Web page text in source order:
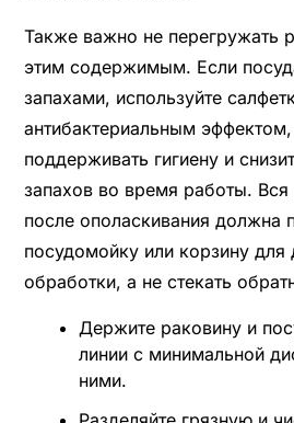
Также важно не перегружать
этим содержимым. Если
запахами, используйте
антибактериальным
поддерживать гигиену и
запахов во время работы. Вся
после ополаскивания должна
посудомойку или корзину для
обработки, а не стекать
Держите раковину и
линии с минимальной
ними.